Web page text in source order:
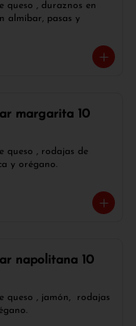
queso , duraznos en
almíbar, pasas y
margarita 10
queso , rodajas de
y orégano.
napolitana 10
queso , jamón,  rodajas